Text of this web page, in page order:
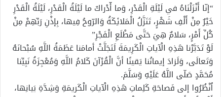
“إنّا أَنْزَلْنَاهُ في لَيْلَةِ الْقَدْرِ، وَما أّدْراكَ ما لَيْلَةُ الْقَدْرِ، لَيْلَةُ الْقَدْرِ
خَيْرٌ مِنْ أَلْفِ شَهْرٍ، تَنَزَّلُ الْمَلائِكَةُ وَالرّوحُ فِيها، بِإذْنِ رَبِّهِمْ مِنْ
كُلِّ أَمْرٍ، سَلامٌ هِيَ حَتَّى مَطْلَعِ الْفَجْرِ”
لَوْ تَدَبَّرْنا هَذِهِ الْآياتِ الْكَرِيمَةَ لَتَجَلَّتْ أمامَنا عَظَمَةُ اللَّهِ سُبْحانَهُ
وَتَعالَى، وَلَزادَ إيمانُنا يَقينًا أنَّ الْقُرْآنَ كَلامُ اللَّهِ وَمُعْجِزَةُ نَبِيِّنا
مُحَمَّدٍ صَلّى اللَّهُ عَلَيْهِ وَسَلَّمَ.
اُنْظُرُوا إلى فَصاحَةِ كَلِماتِ هَذِهِ الْآياتِ الْكَريمَةِ وَشِدَّةِ بَيانِها،